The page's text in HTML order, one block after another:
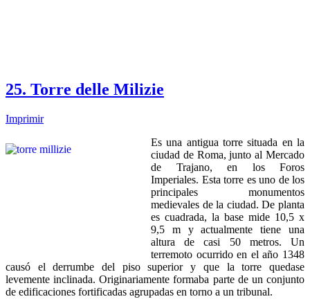
25. Torre delle Milizie
Imprimir
Es una antigua torre situada en la
ciudad de Roma, junto al Mercado
de Trajano, en los Foros
Imperiales. Esta torre es uno de los
principales monumentos
medievales de la ciudad. De planta
es cuadrada, la base mide 10,5 x
9,5 m y actualmente tiene una
altura de casi 50 metros. Un
terremoto ocurrido en el año 1348
causó el derrumbe del piso superior y que la torre quedase
levemente inclinada. Originariamente formaba parte de un conjunto
de edificaciones fortificadas agrupadas en torno a un tribunal.